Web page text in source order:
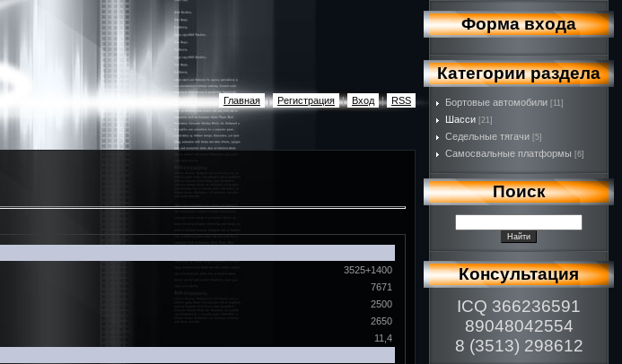
Главная | Регистрация | Вход | RSS
3525+1400
7671
2500
2650
11,4
Форма входа
Категории раздела
Бортовые автомобили [11]
Шасси [21]
Седельные тягачи [5]
Самосвальные платформы [6]
Поиск
Консультация
ICQ 366236591
89048042554
8 (3513) 298612